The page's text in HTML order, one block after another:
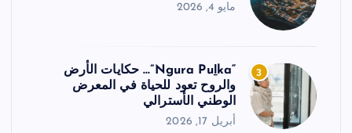
مايو 4, 2026
3
“Ngura Puḻka”… حكايات الأرض
والروح تعود للحياة في المعرض
الوطني الأسترالي
أبريل 17, 2026